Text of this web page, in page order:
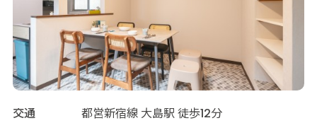
交通
都営新宿線 大島駅 徒歩12分